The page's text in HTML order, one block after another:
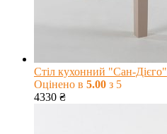
Стіл кухонний "Сан-Дієго"
Оцінено в 5.00 з 5
4330 ₴